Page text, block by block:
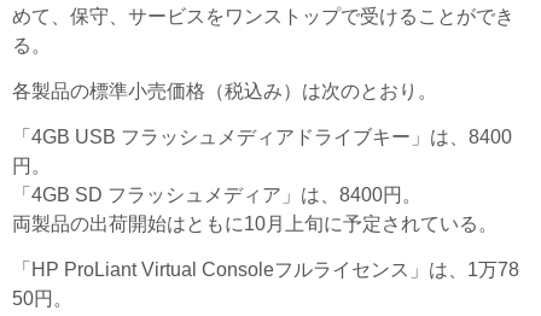
めて、保守、サービスをワンストップで受けることができ
る。
各製品の標準小売価格（税込み）は次のとおり。
「4GB USB フラッシュメディアドライブキー」は、8400
円。
「4GB SD フラッシュメディア」は、8400円。
両製品の出荷開始はともに10月上旬に予定されている。
「HP ProLiant Virtual Consoleフルライセンス」は、1万78
50円。